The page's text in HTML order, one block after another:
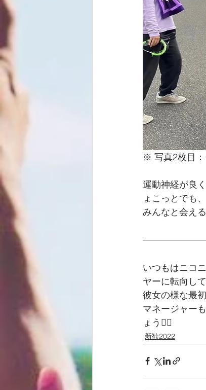
※ 写真2枚目
運動神経が良
ょこっとでも
みんなと会え
いつもはニコ
ヤーに転向し
彼女の様な最
マネージャー
ょう❤️‍🔥
新歓2022